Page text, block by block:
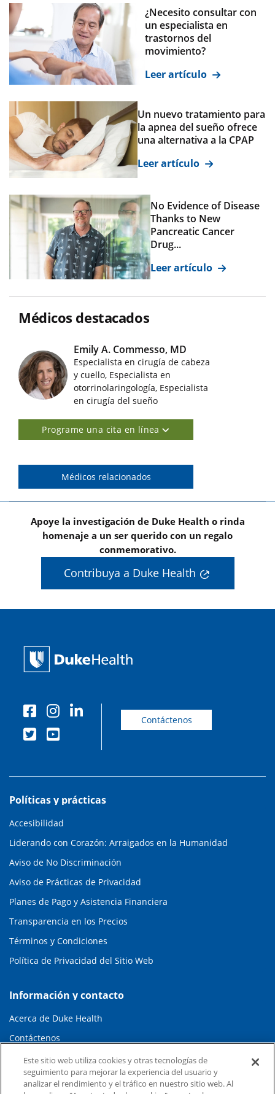
¿Necesito consultar con
un especialista en
trastornos del
movimiento?
Leer artículo
Un nuevo tratamiento para
la apnea del sueño ofrece
una alternativa a la CPAP
Leer artículo
No Evidence of Disease
Thanks to New
Pancreatic Cancer
Drug...
Leer artículo
Médicos destacados
Imágenes de médicos destacados
Emily A. Commesso, MD
Especialista en cirugía de cabeza
y cuello, Especialista en
otorrinolaringología, Especialista
en cirugía del sueño
Programe una cita en línea
Médicos relacionados
Apoye la investigación de Duke Health o rinda
homenaje a un ser querido con un regalo
conmemorativo.
Contribuya a Duke Health
Contáctenos
Políticas y prácticas
Accesibilidad
Liderando con Corazón: Arraigados en la Humanidad
Aviso de No Discriminación
Aviso de Prácticas de Privacidad
Planes de Pago y Asistencia Financiera
Transparencia en los Precios
Términos y Condiciones
Política de Privacidad del Sitio Web
Información y contacto
Acerca de Duke Health
Contáctenos
Carreras en Duke Health
Sala de Prensa de Duke Health
Este sitio web utiliza cookies y otras tecnologías de
seguimiento para mejorar la experiencia del usuario y
analizar el rendimiento y el tráfico en nuestro sitio web. Al